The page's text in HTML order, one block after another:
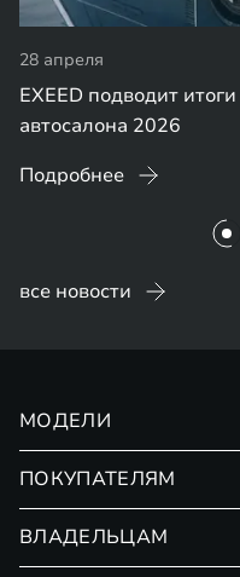
28 апреля
EXEED подводит
автосалона 2026
Подробнее
все новости
МОДЕЛИ
ПОКУПАТЕЛЯМ
ВЛАДЕЛЬЦАМ